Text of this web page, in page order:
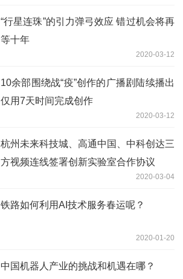
“行星连珠”的引力弹弓效应 错过机会将再
等十年
2020-03-12
10余部围绕战“疫”创作的广播剧陆续播出
仅用7天时间完成创作
2020-03-12
杭州未来科技城、高通中国、中科创达三
方视频连线签署创新实验室合作协议
2020-03-04
铁路如何利用AI技术服务春运呢？
2020-01-20
中国机器人产业的挑战和机遇在哪？